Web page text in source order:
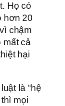
Họ có
hơn 20
chậm
mất cả
hại
là “hệ
mọi